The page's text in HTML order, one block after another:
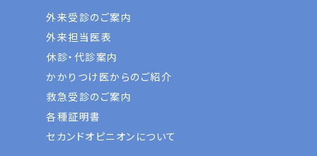
外来受診のご案内
外来担当医表
休診・代診案内
かかりつけ医からのご紹介
救急受診のご案内
各種証明書
セカンドオピニオンについて